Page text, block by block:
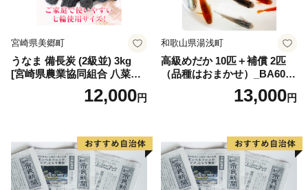
宮崎県美郷町
うなま 備長炭 (2級並) 3kg
[宮崎県農業協同組合 八菜館
ひゅうが店 宮崎県 美郷町 31
ap0012] BBQ 七輪 焼肉 高火
ュー 宮崎県 産 送料無料
12,000円
和歌山県湯浅町
高級めだか 10匹＋補償 2匹
（品種はおまかせ）_BA6001
13,000円